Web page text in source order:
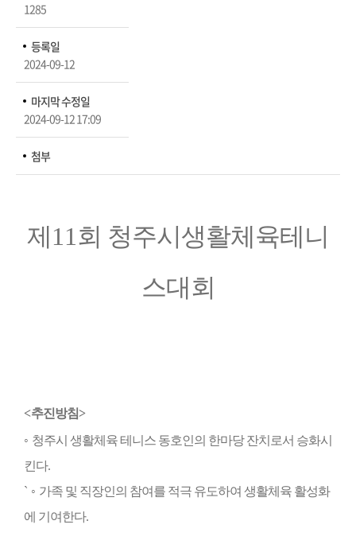
1285
등록일
2024-09-12
마지막 수정일
2024-09-12 17:09
첨부
제 11회 청주시생활체육테니
스대회
<추진방침>
◦ 청주시 생활체육 테니스 동호인의 한마당 잔치로서 승화시
킨다.
` ◦ 가족 및 직장인의 참여를 적극 유도하여 생활체육 활성화
에 기여한다.